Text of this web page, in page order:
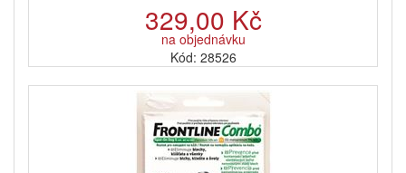
329,00 Kč
na objednávku
Kód: 28526